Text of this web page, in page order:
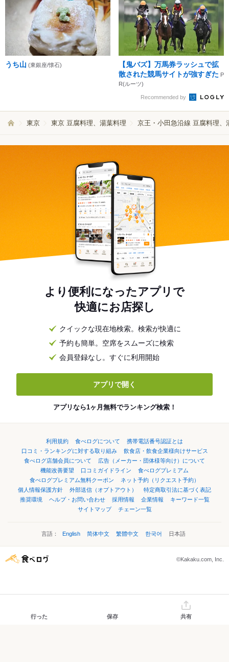
うち山 (東銀座/懐石)
【鬼バズ】万馬券ラッシュで拡
散された競馬サイトが強すぎた P
R(ルーツ)
Recommended by
東京 東京 豆腐料理、湯葉料理 京王・小田急沿線 豆腐料理、
より便利になったアプリで
快適にお店探し
クイックな現在地検索。検索が快適に
予約も簡単。空席をスムーズに検索
会員登録なし。すぐに利用開始
アプリで開く
アプリなら1ヶ月無料でランキング検索！
利用規約 食べログについて
携帯電話番号認証とは
口コミ・ランキングに対する取り組み
飲食店・飲食企業様向けサービス
食べログ店舗会員について
広告（メーカー・団体様等向け）について
機能改善要望
口コミガイドライン
食べログプレミアム
食べログプレミアム無料クーポン
ネット予約（リクエスト予約）
個人情報保護方針
外部送信（オプトアウト）
特定商取引法に基づく表記
推奨環境
ヘルプ・お問い合わせ 採用情報 企業情報
キーワード一覧
サイトマップ
チェーン一覧
言語： English 简体中文 繁體中文 한국어 日本語
©Kakaku.com, Inc.
行った 保存 共有